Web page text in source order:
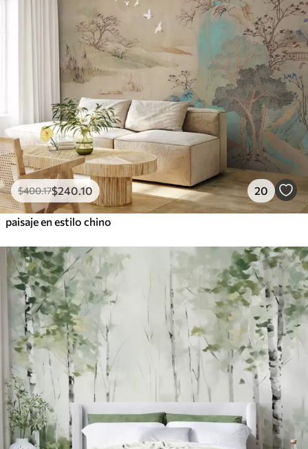
$400.17$240.10 20
paisaje en estilo chino